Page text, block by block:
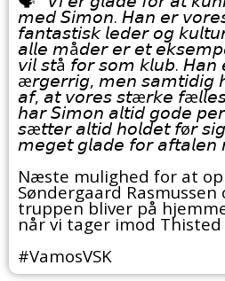
𝘮𝘦𝘥 𝘚𝘪𝘮𝘰𝘯. 𝘏𝘢𝘯 𝘦𝘳
𝘧𝘢𝘯𝘵𝘢𝘴𝘵𝘪𝘴𝘬 𝘭𝘦𝘥𝘦𝘳 𝘰𝘨
𝘢𝘭𝘭𝘦 𝘮å𝘥𝘦𝘳 𝘦𝘳 𝘦𝘵
𝘷𝘪𝘭 𝘴𝘵å 𝘧𝘰𝘳 𝘴𝘰𝘮 𝘬𝘭𝘶𝘣.
æ𝘳𝘨𝘦𝘳𝘳𝘪𝘨, 𝘮𝘦𝘯 𝘴𝘢𝘮𝘵𝘪𝘥𝘪𝘨
𝘢𝘧, 𝘢𝘵 𝘷𝘰𝘳𝘦𝘴 𝘴𝘵æ𝘳𝘬𝘦
𝘩𝘢𝘳 𝘚𝘪𝘮𝘰𝘯 𝘢𝘭𝘵𝘪𝘥 𝘨𝘰𝘥𝘦
𝘴æ𝘵𝘵𝘦𝘳 𝘢𝘭𝘵𝘪𝘥 𝘩𝘰𝘭𝘥𝘦𝘵 𝘧ø𝘳
𝘮𝘦𝘨𝘦𝘵 𝘨𝘭𝘢𝘥𝘦 𝘧𝘰𝘳
Næste mulighed for at
Søndergaard
truppen bliver på
når vi tager imod Thisted
#VamosVSK